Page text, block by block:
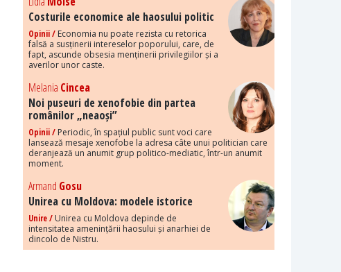
Costurile economice ale haosului politic
Opinii / Economia nu poate rezista cu retorica
falsă a susținerii intereselor poporului, care, de
fapt, ascunde obsesia menținerii privilegiilor și a
averilor unor caste.
Melania Cincea
Noi puseuri de xenofobie din partea
românilor „neaoși”
Opinii / Periodic, în spațiul public sunt voci care
lansează mesaje xenofobe la adresa câte unui politician care
deranjează un anumit grup politico-mediatic, într-un anumit
moment.
Armand Gosu
Unirea cu Moldova: modele istorice
Unire / Unirea cu Moldova depinde de
intensitatea amenințării haosului și anarhiei de
dincolo de Nistru.